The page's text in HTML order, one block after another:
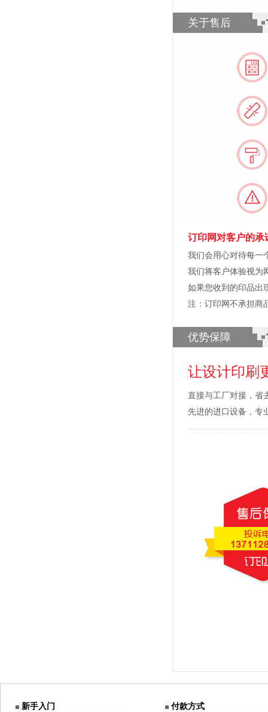
关于售后
订印网对客户的承
我们会用心对待每一
我们将客户体验视为
如果您收到的印品出
注：订印网不承担商
优势保障
让设计印刷
直接与工厂对接，省
先进的进口设备，专
新手入门 付款方式